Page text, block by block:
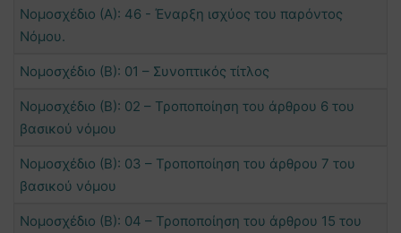
Νομοσχέδιο (Α): 46 - Έναρξη ισχύος του παρόντος
Νόμου.
Νομοσχέδιο (Β): 01 – Συνοπτικός τίτλος
Νομοσχέδιο (Β): 02 – Τροποποίηση του άρθρου 6 του
βασικού νόμου
Νομοσχέδιο (Β): 03 – Τροποποίηση του άρθρου 7 του
βασικού νόμου
Νομοσχέδιο (Β): 04 – Τροποποίηση του άρθρου 15 του